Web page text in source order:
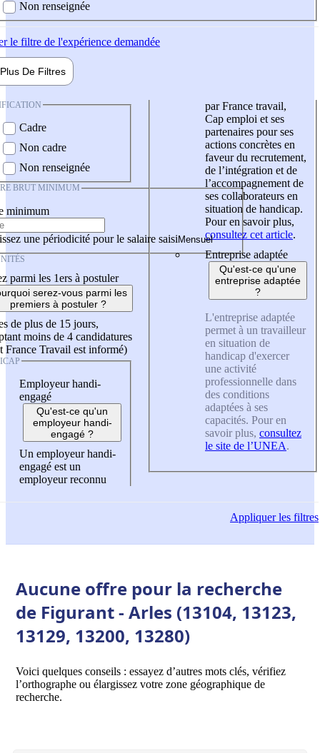
Non renseignée
le filtre de l'expérience demandée
Plus De Filtres
Cadre
Non cadre
Non renseignée
BRUT MINIMUM
minimum
une périodicité pour le salaire saisi
parmi les 1ers à postuler
serez-vous parmi les
premiers à postuler ?
de plus de 15 jours,
moins de 4 candidatures
France Travail est informé)
Employeur handi-
engagé
Qu'est-ce qu'un
employeur handi-
engagé ?
Un employeur handi-
engagé est un
employeur reconnu
par France travail,
Cap emploi et ses
partenaires pour ses
actions concrètes en
faveur du recrutement,
de l’intégration et de
l’accompagnement de
ses collaborateurs en
situation de handicap.
Pour en savoir plus,
consultez cet article.
Entreprise adaptée
Qu'est-ce qu'une
entreprise adaptée
?
L'entreprise adaptée
permet à un travailleur
en situation de
handicap d'exercer
une activité
professionnelle dans
des conditions
adaptées à ses
capacités. Pour en
savoir plus, consultez
le site de l’UNEA.
Appliquerles filtres
Aucune offre pour la recherche
de Figurant - Arles (13104, 13123,
13129, 13200, 13280)
Voici quelques conseils : essayez d’autres mots clés, vérifiez
l’orthographe ou élargissez votre zone géographique de
recherche.